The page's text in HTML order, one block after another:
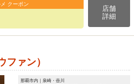
クーポン
店舗
詳細
ファン）
那覇市内｜泉崎・壺川